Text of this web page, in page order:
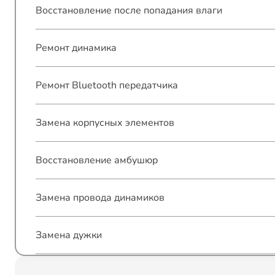
Восстановление после попадания влаги
Ремонт динамика
Ремонт Bluetooth передатчика
Замена корпусных элементов
Восстановление амбушюр
Замена провода динамиков
Замена дужки